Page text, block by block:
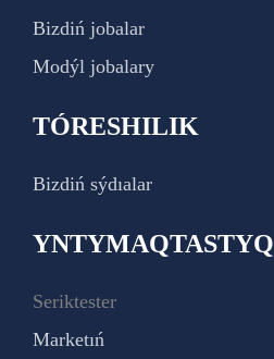
Bizdiń jobalar
Modýl jobalary
TÓRESHILIK
Bizdiń sýdıalar
YNTYMAQTASTYQ
Seriktester
Marketıń